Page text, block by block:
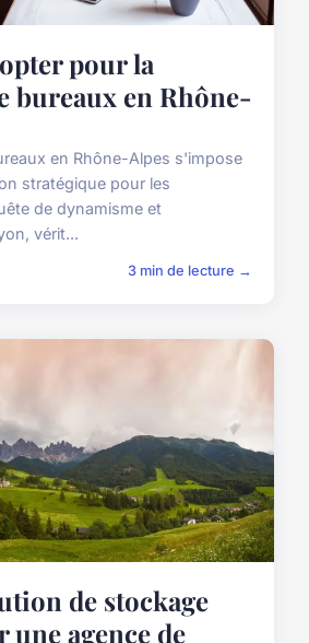
pour la
bureaux en Rhône-
en Rhône-Alpes s'impose
stratégique pour les
de dynamisme et
vérit...
3 min de lecture →
de stockage
une agence de